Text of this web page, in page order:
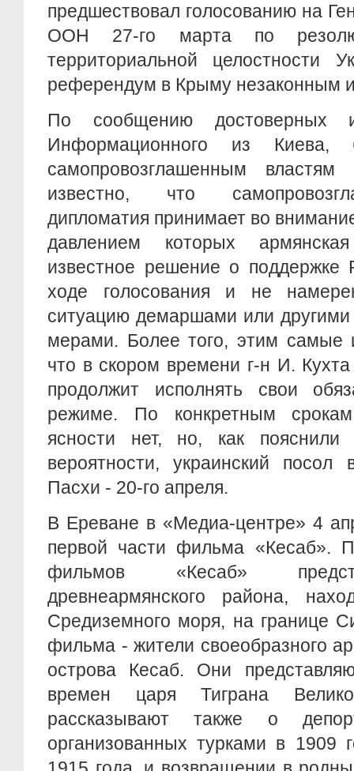
предшествовал голосованию на
ООН 27-го марта по
территориальной целостности
референдум в Крыму незаконным
По сообщению достоверных
Информационного из Киева,
самопровозглашенным
известно, что
дипломатия принимает во
давлением которых
известное решение о
ходе голосования и не
ситуацию демаршами или
мерами. Более того, этим самые
что в скором времени г-н И.
продолжит исполнять свои
режиме. По конкретным
ясности нет, но, как пояснили
вероятности, украинский
Пасхи - 20-го апреля.
В Ереване в «Медиа-центре» 4
первой части фильма «Кесаб».
фильмов «Кесаб»
древнеармянского района,
Средиземного моря, на границе
фильма - жители своеобразного
острова Кесаб. Они
времен царя Тиграна
рассказывают также о
организованных турками в 1909